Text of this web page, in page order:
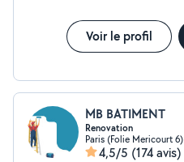
Voir le profil
MB BATIMENT
Renovation
Paris (Folie Mericourt 6)
4,5/5 (174 avis)